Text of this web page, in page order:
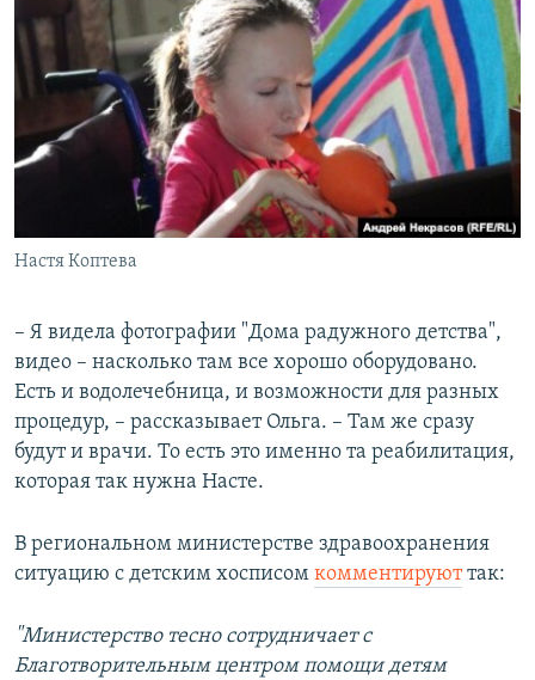
Настя Коптева
​– Я видела фотографии "Дома радужного детства",
видео – насколько там все хорошо оборудовано.
Есть и водолечебница, и возможности для разных
процедур, – рассказывает Ольга. – Там же сразу
будут и врачи. То есть это именно та реабилитация,
которая так нужна Насте.
В региональном министерстве здравоохранения
ситуацию с детским хосписом комментируюттак:
"Министерство тесно сотрудничает с
Благотворительным центром помощи детям